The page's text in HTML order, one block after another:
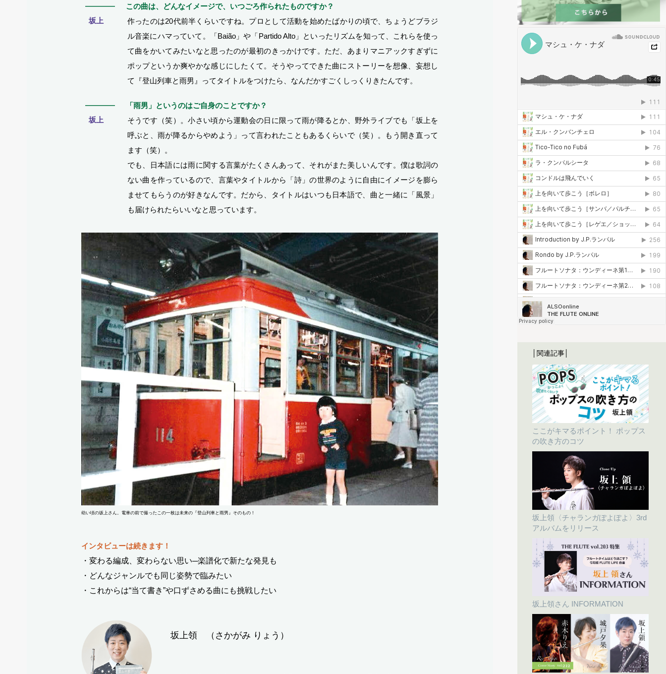
―
この曲は、どんなイメージで、いつごろ作られたものですか？
坂上
作ったのは20代前半くらいですね。プロとして活動を始めたばかりの頃で、ちょうどブラジ
ル音楽にハマっていて。「Baião」や「Partido Alto」といったリズムを知って、これらを使っ
て曲をかいてみたいなと思ったのが最初のきっかけです。ただ、あまりマニアックすぎずに
ポップというか爽やかな感じにしたくて。そうやってできた曲にストーリーを想像、妄想し
て『登山列車と雨男』ってタイトルをつけたら、なんだかすごくしっくりきたんです。
―
「雨男」というのはご自身のことですか？
坂上
そうです（笑）。小さい頃から運動会の日に限って雨が降るとか、野外ライブでも「坂上を
呼ぶと、雨が降るからやめよう」って言われたこともあるくらいで（笑）。もう開き直って
ます（笑）。
でも、日本語には雨に関する言葉がたくさんあって、それがまた美しいんです。僕は歌詞の
ない曲を作っているので、言葉やタイトルから「詩」の世界のように自由にイメージを膨ら
ませてもらうのが好きなんです。だから、タイトルはいつも日本語で、曲と一緒に「風景」
も届けられたらいいなと思っています。
幼い頃の坂上さん。電車の前で撮ったこの一枚は未来の『登山列車と雨男』そのもの！
インタビューは続きます！
・変わる編成、変わらない思い─楽譜化で新たな発見も
・どんなジャンルでも同じ姿勢で臨みたい
・これからは“当て書き”や口ずさめる曲にも挑戦したい
坂上領 （さかがみ りょう）
│関連記事│
ここがキマるポイント！ ポップス
の吹き方のコツ
坂上領〈チャランガぽよぽよ〉3rd
アルバムをリリース
坂上領さん INFORMATION